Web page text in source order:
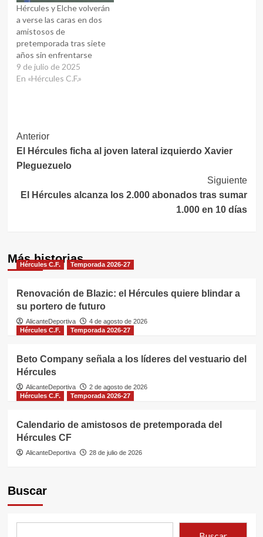
Hércules y Elche volverán
a verse las caras en dos
amistosos de
pretemporada tras siete
años sin enfrentarse
9 de julio de 2025
En «Hércules C.F.»
Navegación
de
entradas
Anterior
El Hércules ficha al joven lateral izquierdo Xavier
Pleguezuelo
Siguiente
El Hércules alcanza los 2.000 abonados tras sumar
1.000 en 10 días
Más historias
Hércules C.F. Temporada 2026-27
Renovación de Blazic: el Hércules quiere blindar a
su portero de futuro
AlicanteDeportiva
4 de agosto de 2026
Hércules C.F.
Temporada 2026-27
Beto Company señala a los líderes del vestuario del
Hércules
AlicanteDeportiva
2 de agosto de 2026
Hércules C.F.
Temporada 2026-27
Calendario de amistosos de pretemporada del
Hércules CF
AlicanteDeportiva 28 de julio de 2026
Buscar